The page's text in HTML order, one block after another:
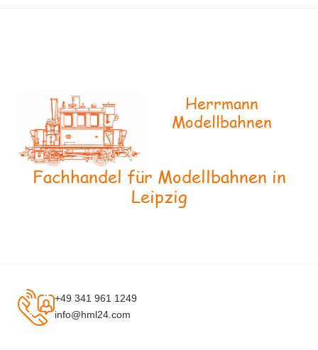
Herrmann
Modellbahnen
Fachhandel für Modellbahnen in
Leipzig
+49 341 961 1249
info@hml24.com